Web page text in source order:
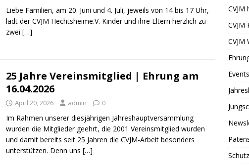
Liebe Familien, am 20. Juni und 4. Juli, jeweils von 14 bis 17 Uhr,
lädt der CVJM Hechtsheime.V. Kinder und ihre Eltern herzlich zu
zwei […]
25 Jahre Vereinsmitglied | Ehrung am
16.04.2026
April 20, 2026 admin 0
Im Rahmen unserer diesjährigen Jahreshauptversammlung
wurden die Mitglieder geehrt, die 2001 Vereinsmitglied wurden
und damit bereits seit 25 Jahren die CVJM-Arbeit besonders
unterstützen. Denn uns […]
CVJM
CVJM
CVJM
Events